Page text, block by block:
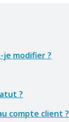
modifier ?
?
compte client ?